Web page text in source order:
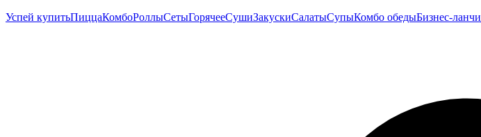
Успей купитьПиццаКомбоРоллыСетыГорячееСушиЗакускиСалатыСупыКомбо обедыБизнес-ланчи